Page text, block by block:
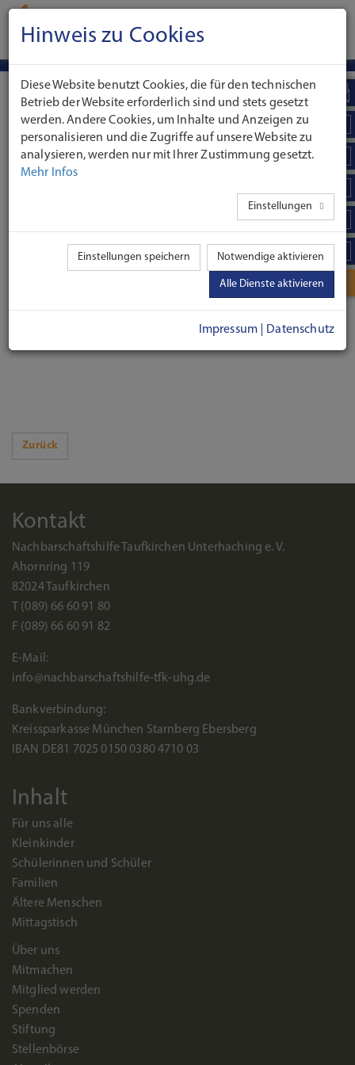
FERIENZEIT IST
ABENTEUERZEIT
19.05.2023
Dabei sein ist alles! In unserer abwechslungsreichen
Ferienbetreuung erleben Kids von sechs bis zehn Jahren eine
tolle Zeit.
Qualifizierte Betreuerinnen und Betreuer sind für die Kinder
da, u.a. bei kreativen Aktionen, Natur- und Erlebnisaktionen
sowie Ausflügen. Die Ferienbetreuung findet auf jeden Fall
Zurück
Kontakt
Nachbarschaftshilfe Taufkirchen Unterhaching e. V.
Ahornring 119
82024 Taufkirchen
T (089) 66 60 91 80
F (089) 66 60 91 82
E-Mail:
info@nachbarschaftshilfe-tfk-uhg.de
Bankverbindung:
Kreissparkasse München Starnberg Ebersberg
IBAN DE81 7025 0150 0380 4710 03
Inhalt
Für uns alle
Kleinkinder
Schülerinnen und Schüler
Familien
Ältere Menschen
Mittagstisch
Über uns
Mitmachen
Mitglied werden
Spenden
Stiftung
Stellenbörse
Hinweis zu Cookies
Diese Website benutzt Cookies, die für den technischen
Betrieb der Website erforderlich sind und stets gesetzt
werden. Andere Cookies, um Inhalte und Anzeigen zu
personalisieren und die Zugriffe auf unsere Website zu
analysieren, werden nur mit Ihrer Zustimmung gesetzt.
Mehr Infos
Einstellungen
Einstellungen speichern Notwendige aktivieren
Alle Dienste aktivieren
Impressum Datenschutz